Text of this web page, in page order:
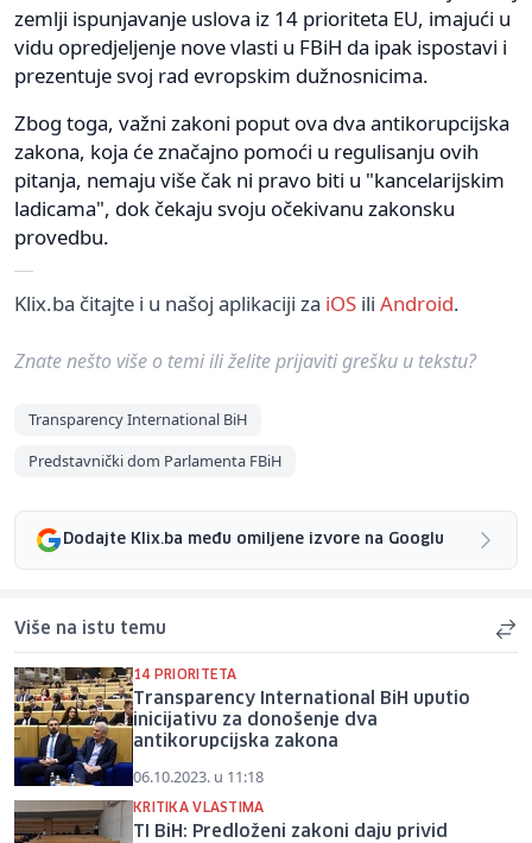
zemlji ispunjavanje uslova iz 14 prioriteta EU, imajući u
vidu opredjeljenje nove vlasti u FBiH da ipak ispostavi i
prezentuje svoj rad evropskim dužnosnicima.
Zbog toga, važni zakoni poput ova dva antikorupcijska
zakona, koja će značajno pomoći u regulisanju ovih
pitanja, nemaju više čak ni pravo biti u "kancelarijskim
ladicama", dok čekaju svoju očekivanu zakonsku
provedbu.
Klix.ba čitajte i u našoj aplikaciji za iOS ili Android.
Znate nešto više o temi ili želite prijaviti grešku u tekstu?
Transparency International BiH
Predstavnički dom Parlamenta FBiH
Dodajte Klix.ba među omiljene izvore na Googlu
Više na istu temu
14 PRIORITETA
Transparency International BiH uputio
inicijativu za donošenje dva
antikorupcijska zakona
06.10.2023. u 11:18
KRITIKA VLASTIMA
TI BiH: Predloženi zakoni daju privid